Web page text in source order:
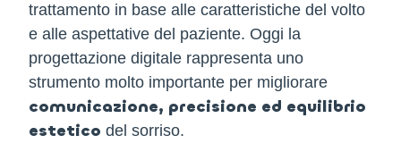
trattamento in base alle caratteristiche del volto
e alle aspettative del paziente. Oggi la
progettazione digitale rappresenta uno
strumento molto importante per migliorare
comunicazione, precisione ed equilibrio
estetico del sorriso.